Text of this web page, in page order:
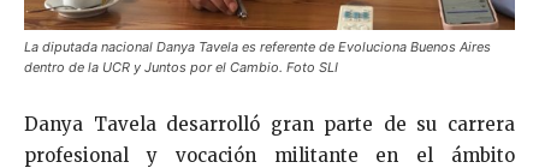
La diputada nacional Danya Tavela es referente de Evoluciona Buenos Aires
dentro de la UCR y Juntos por el Cambio. Foto SLI
Danya Tavela desarrolló gran parte de su carrera
profesional y vocación militante en el ámbito